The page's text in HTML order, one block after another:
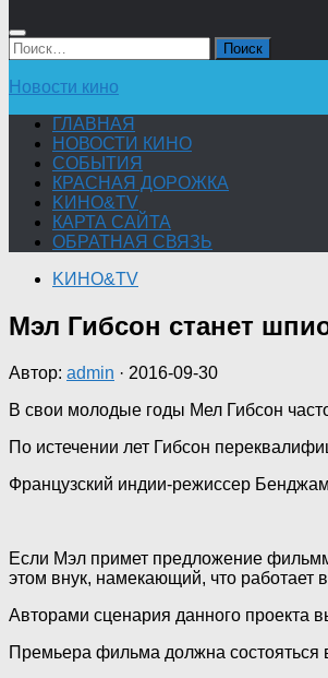
Найти:
Новости кино
ГЛАВНАЯ
НОВОСТИ КИНО
СОБЫТИЯ
КРАСНАЯ ДОРОЖКА
KИНО&TV
КАРТА САЙТА
ОБРАТНАЯ СВЯЗЬ
KИНО&TV
Мэл Гибсон станет
Автор: admin · 2016-09-30
В свои молодые годы Мел Гибсон
По истечении лет Гибсон
Французский индии-режиссер
Если Мэл примет предложение
этом внук, намекающий, что работает
Авторами сценария данного проекта
Премьера фильма должна состояться